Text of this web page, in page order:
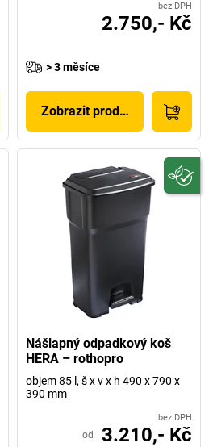
bez DPH
2.750,- Kč
> 3 měsíce
Zobrazit produkt
Nášlapný odpadkový koš
HERA – rothopro
objem 85 l, š x v x h 490 x 790 x
390 mm
bez DPH
od 3.210,- Kč